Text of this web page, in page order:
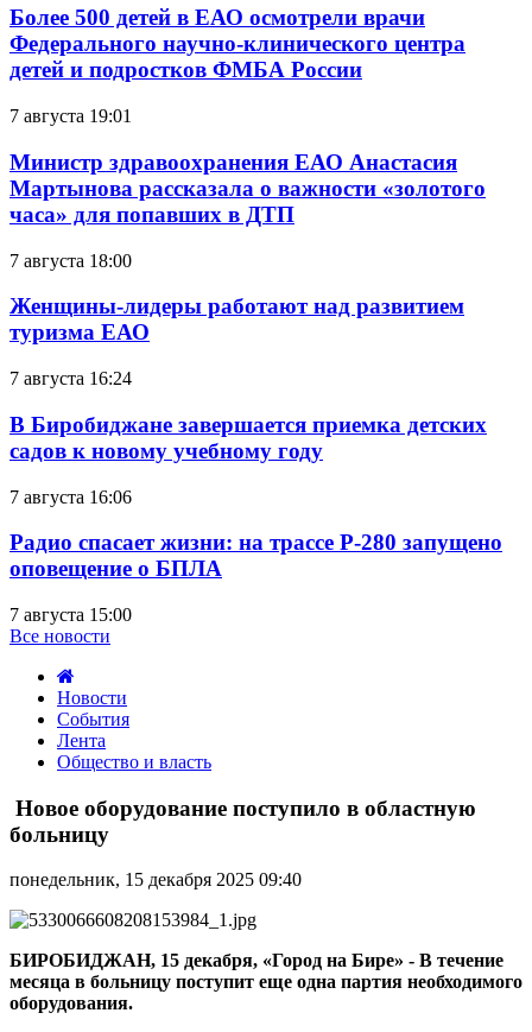
Более 500 детей в ЕАО осмотрели врачи
Федерального научно-клинического центра
детей и подростков ФМБА России
7 августа 19:01
Министр здравоохранения ЕАО Анастасия
Мартынова рассказала о важности «золотого
часа» для попавших в ДТП
7 августа 18:00
Женщины-лидеры работают над развитием
туризма ЕАО
7 августа 16:24
В Биробиджане завершается приемка детских
садов к новому учебному году
7 августа 16:06
Радио спасает жизни: на трассе Р-280 запущено
оповещение о БПЛА
7 августа 15:00
Все новости
Новости
События
Лента
Общество и власть
оборудование
поступило
в
больницу
Новое оборудование поступило в областную
больницу
понедельник, 15 декабря 2025 09:40
БИРОБИДЖАН, 15 декабря, «Город на Бире» - В течение
месяца в больницу поступит еще одна партия необходимого
оборудования.